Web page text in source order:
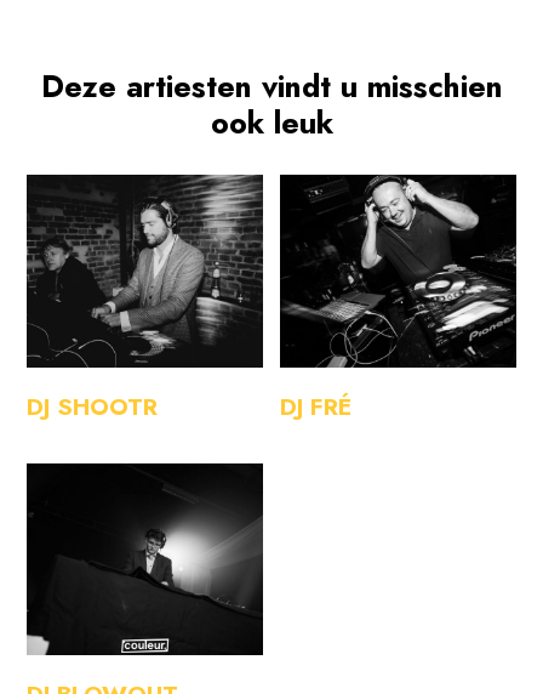
Deze artiesten vindt u misschien
ook leuk
DJ SHOOTR DJ FRÉ